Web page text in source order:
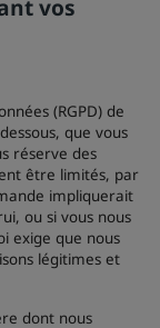
vos
(RGPD) de
que vous
réserve des
être limités, par
impliquerait
ou si vous nous
exige que nous
légitimes et
dont nous